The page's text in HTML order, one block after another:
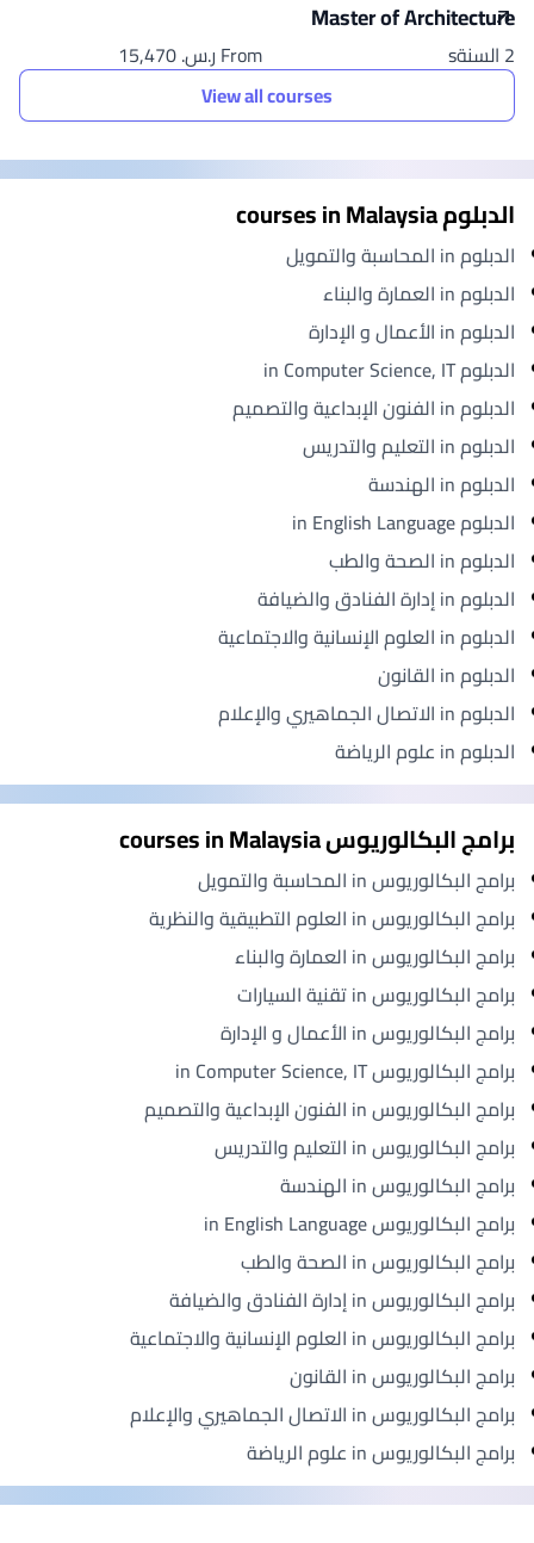
Master of Architecture
2 السنةs
From ر.س.‏ 15,470
View all courses
الدبلوم courses in Malaysia
الدبلوم in المحاسبة والتمويل
الدبلوم in العمارة والبناء
الدبلوم in الأعمال و الإدارة
الدبلوم in Computer Science, IT
الدبلوم in الفنون الإبداعية والتصميم
الدبلوم in التعليم والتدريس
الدبلوم in الهندسة
الدبلوم in English Language
الدبلوم in الصحة والطب
الدبلوم in إدارة الفنادق والضيافة
الدبلوم in العلوم الإنسانية والاجتماعية
الدبلوم in القانون
الدبلوم in الاتصال الجماهيري والإعلام
الدبلوم in علوم الرياضة
برامج البكالوريوس courses in Malaysia
برامج البكالوريوس in المحاسبة والتمويل
برامج البكالوريوس in العلوم التطبيقية والنظرية
برامج البكالوريوس in العمارة والبناء
برامج البكالوريوس in تقنية السيارات
برامج البكالوريوس in الأعمال و الإدارة
برامج البكالوريوس in Computer Science, IT
برامج البكالوريوس in الفنون الإبداعية والتصميم
برامج البكالوريوس in التعليم والتدريس
برامج البكالوريوس in الهندسة
برامج البكالوريوس in English Language
برامج البكالوريوس in الصحة والطب
برامج البكالوريوس in إدارة الفنادق والضيافة
برامج البكالوريوس in العلوم الإنسانية والاجتماعية
برامج البكالوريوس in القانون
برامج البكالوريوس in الاتصال الجماهيري والإعلام
برامج البكالوريوس in علوم الرياضة